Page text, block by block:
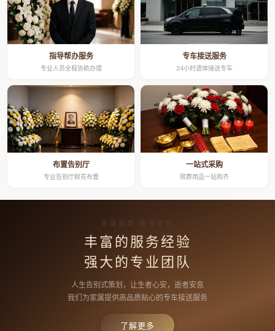
指导帮办服务
专业人员全程协助办理
专车接送服务
24小时遗体接送专车
布置告别厅
专业告别厅鲜花布置
一站式采购
殡葬用品一站购齐
高端品质 按需定制
丰富的服务经验
强大的专业团队
人生告别式策划，让生者心安，逝者安息
我们为家属提供高品质贴心的专车接送服务
了解更多